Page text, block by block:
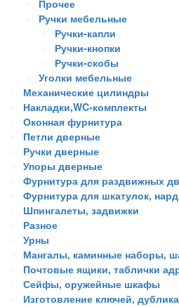
Прочее
Ручки мебельные
Ручки-капли
Ручки-кнопки
Ручки-скобы
Уголки мебельные
Механические цилиндры
Накладки,WC-комплекты
Оконная фурнитура
Петли дверные
Ручки дверные
Упоры дверные
Фурнитура для раздвижных
Фурнитура для шкатулок, нард
Шпингалеты, задвижки
Разное
Урны
Мангалы, каминные наборы,
Почтовые ящики, таблички
Сейфы, оружейные шкафы
Изготовление ключей,